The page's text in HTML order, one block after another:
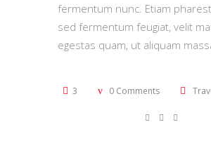
fermentum nunc. Etiam
sed fermentum feugiat, velit
egestas quam, ut aliquam
3 0 Comments